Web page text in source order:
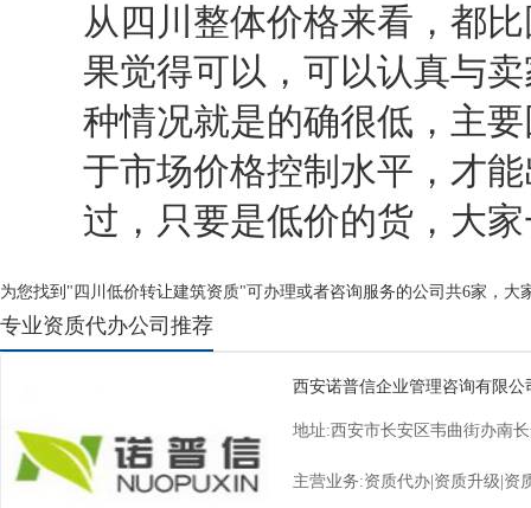
从四川整体价格来看，都
果觉得可以，可以认真与
种情况就是的确很低，主
于市场价格控制水平，才
过，只要是低价的货，大
为您找到"四川低价转让建筑资质"可办理或者咨询服务的公司共6家，大
专业资质代办公司推荐
西安诺普信企业管理咨询有限公
地址:西安市长安区韦曲街办南
主营业务:资质代办|资质升级|资